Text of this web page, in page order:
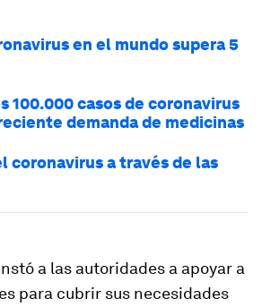
en el mundo supera 5
100.000 casos de coronavirus
demanda de medicinas
coronavirus a través de las
a las autoridades a apoyar a
para cubrir sus necesidades